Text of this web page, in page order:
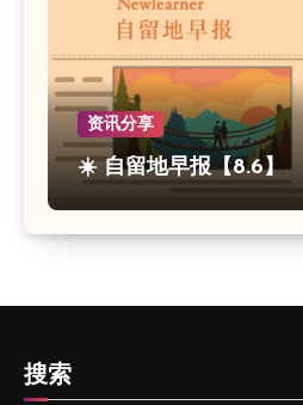
资讯分享
☀️ 自留地早报【8.6】
搜索